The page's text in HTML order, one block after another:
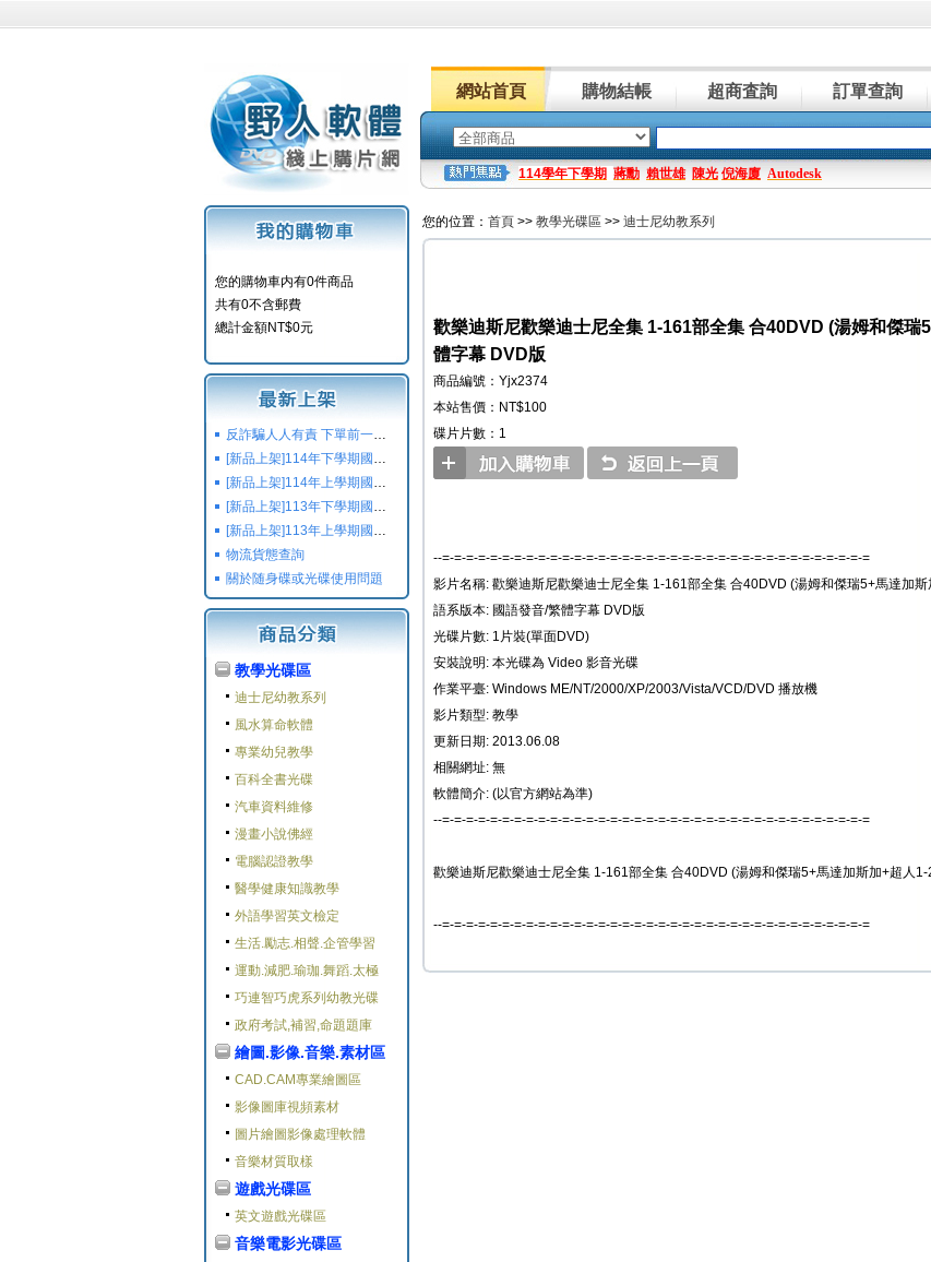
網站首頁 購物結帳 超商査詢 訂單查詢
114學年下學期 蔣勳 賴世雄 陳光 倪海廈 Autodesk
您的購物車内有0件商品
共有0不含郵費
總計金額NT$0元
反詐騙人人有責 下單前一定要注意
[新品上架]114年下學期國小國中高中命題光碟,校用卷,習作
[新品上架]114年上學期國小國中高中命題光碟,校用卷,習作
[新品上架]113年下學期國小國中高中命題光碟,校用卷,習作
[新品上架]113年上學期國小國中高中命題光碟,校用卷,習作
物流貨態查詢
關於随身碟或光碟使用問題
教學光碟區
迪士尼幼教系列
風水算命軟體
專業幼兒教學
百科全書光碟
汽車資料維修
漫畫小說佛經
電腦認證教學
醫學健康知識教學
外語學習英文檢定
生活.勵志.相聲.企管學習
運動.減肥.瑜珈.舞蹈.太極
巧連智巧虎系列幼教光碟
政府考試,補習,命題題庫
繪圖.影像.音樂.素材區
CAD.CAM專業繪圖區
影像圖庫視頻素材
圖片繪圖影像處理軟體
音樂材質取樣
遊戲光碟區
英文遊戲光碟區
音樂電影光碟區
您的位置： 首頁 >> 教學光碟區 >> 迪士尼幼教系列
歡樂迪斯尼歡樂迪士尼全集 1-161部全集 合40DVD (湯姆和傑瑞
體字幕 DVD版
商品編號：Yjx2374
本站售價：NT$100
碟片片數：1
--=-=-=-=-=-=-=-=-=-=-=-=-=-=-=-=-=-=-=-=-=-=-=-=-=-=-=-=-=-=-=-=-=-=-=-=
影片名稱: 歡樂迪斯尼歡樂迪士尼全集 1-161部全集 合40DVD (湯姆和傑瑞5+馬達加
語系版本: 國語發音/繁體字幕 DVD版
光碟片數: 1片裝(單面DVD)
安裝說明: 本光碟為 Video 影音光碟
作業平臺: Windows ME/NT/2000/XP/2003/Vista/VCD/DVD 播放機
影片類型: 教學
更新日期: 2013.06.08
相關網址: 無
軟體簡介: (以官方網站為準)
--=-=-=-=-=-=-=-=-=-=-=-=-=-=-=-=-=-=-=-=-=-=-=-=-=-=-=-=-=-=-=-=-=-=-=-=
歡樂迪斯尼歡樂迪士尼全集 1-161部全集 合40DVD (湯姆和傑瑞5+馬達加斯加+超人
--=-=-=-=-=-=-=-=-=-=-=-=-=-=-=-=-=-=-=-=-=-=-=-=-=-=-=-=-=-=-=-=-=-=-=-=